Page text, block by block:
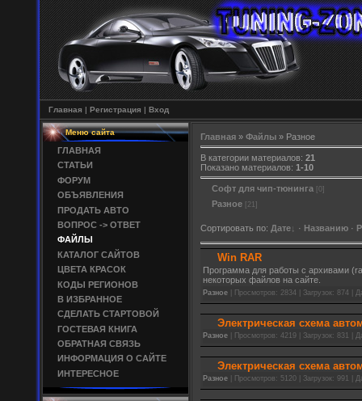
Главная | Регистрация | Вход
Меню сайта
ГЛАВНАЯ
СТАТЬИ
ФОРУМ
ОБЪЯВЛЕНИЯ
ПРОДАТЬ АВТО
ВОПРОС -> ОТВЕТ
ФАЙЛЫ
КАТАЛОГ САЙТОВ
ЦВЕТА КРАСОК
КОДЫ РЕГИОНОВ
В ИЗБРАННОЕ
СДЕЛАТЬ СТАРТОВОЙ
ГОСТЕВАЯ КНИГА
ОБРАТНАЯ СВЯЗЬ
ИНФОРМАЦИЯ О САЙТЕ
ИНТЕРЕСНОЕ
Главная » Файлы » Разное
В категории материалов: 21
Показано материалов: 1-10
Софт для чип-тюнинга [0]
Разное [21]
Сортировать по: Дате · Названию ·
Win RAR
Программа для работы с архивами
некоторых файлов на сайте.
Разное | Просмотров: 2834 | Загрузок: 874 |
Электрическая схема
Разное | Просмотров: 4219 | Загрузок: 831 |
Электрическая схема
Разное | Просмотров: 5120 | Загрузок: 991 |